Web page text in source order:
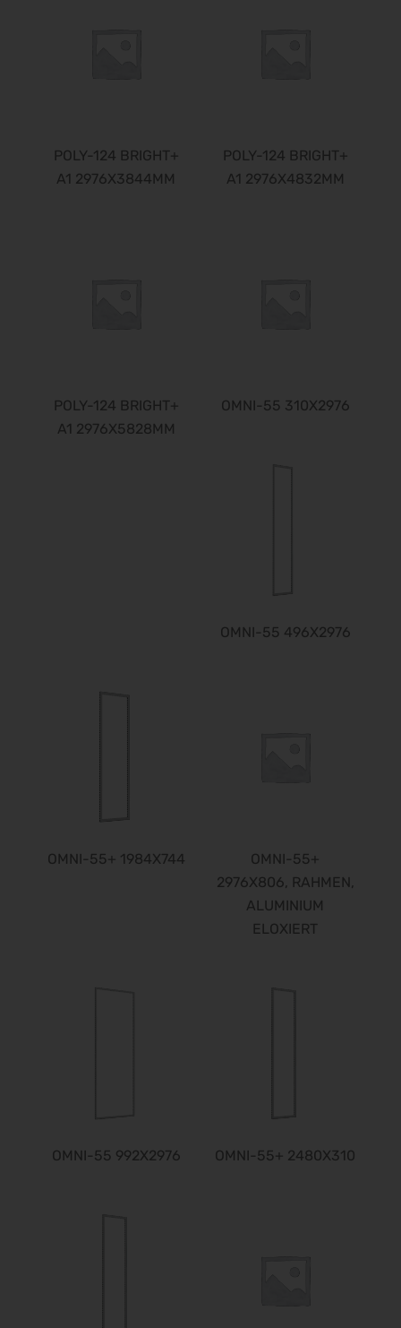
POLY-124 BRIGHT+
A1 2976X3844MM
POLY-124 BRIGHT+
A1 2976X4832MM
POLY-124 BRIGHT+
A1 2976X5828MM
OMNI-55 310X2976
OMNI-55 496X2976
OMNI-55+ 1984X744
OMNI-55+
2976X806, RAHMEN,
ALUMINIUM
ELOXIERT
OMNI-55 992X2976 OMNI-55+ 2480X310